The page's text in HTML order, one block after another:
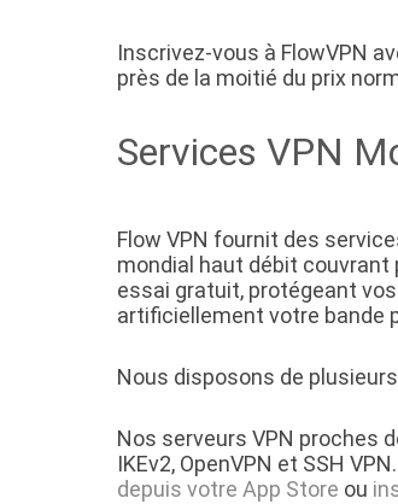
Inscrivez-vous à FlowVPN
près de la moitié du prix
Services VPN
Flow VPN fournit des
mondial haut débit couvrant
essai gratuit, protégeant
artificiellement votre bande
Nous disposons de
Nos serveurs VPN proches
IKEv2, OpenVPN et SSH
depuis votre App Store ou